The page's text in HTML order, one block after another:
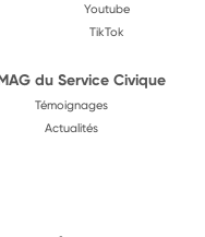
Youtube
TikTok
du Service Civique
Témoignages
Actualités